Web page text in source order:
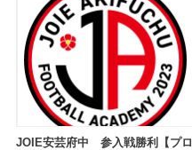
JOIE安芸府中 参入戦勝利【プロ